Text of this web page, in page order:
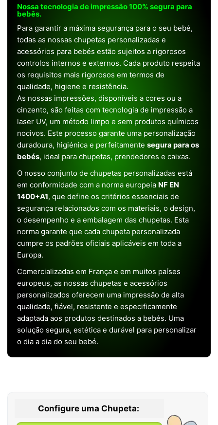
Nossa tecnologia de impressão 100% segura para
bebês.
Para garantir a máxima segurança para o seu bebé,
todas as nossas chupetas personalizadas e
acessórios para bebés estão sujeitos a rigorosos
controlos internos e externos. Cada produto respeita
os requisitos mais rigorosos em termos de
qualidade, higiene e resistência.
As nossas impressões, disponíveis a cores ou a
cinzento, são feitas com tecnologia de impressão a
laser UV, um método limpo e sem produtos químicos
nocivos. Este processo garante uma personalização
duradoura, higiénica e perfeitamente segura para os
bebés, ideal para chupetas, prendedores e caixas.
O nosso conjunto de chupetas personalizadas está
em conformidade com a norma europeia NF EN
1400+A1, que define os critérios essenciais de
segurança relacionados com os materiais, o design,
o desempenho e a embalagem das chupetas. Esta
norma garante que cada chupeta personalizada
cumpre os padrões oficiais aplicáveis em toda a
Europa.
Comercializadas em França e em muitos países
europeus, as nossas chupetas e acessórios
personalizados oferecem uma impressão de alta
qualidade, fiável, resistente e especificamente
adaptada aos produtos destinados a bebés. Uma
solução segura, estética e durável para personalizar
o dia a dia do seu bebé.
Configure uma Chupeta: